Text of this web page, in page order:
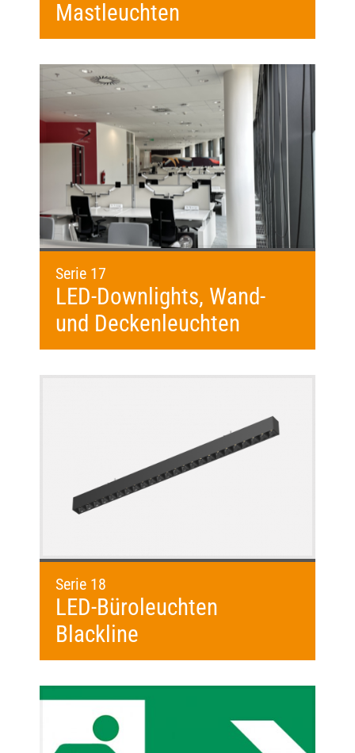
Mastleuchten
Serie 17
LED-Downlights, Wand-
und Deckenleuchten
Serie 18
LED-Büroleuchten
Blackline